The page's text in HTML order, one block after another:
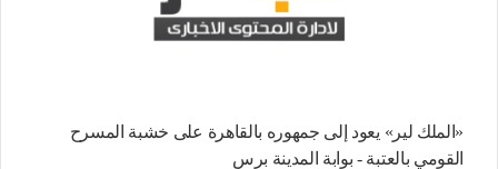
«الملك لير» يعود إلى جمهوره بالقاهرة على خشبة المسرح
القومي بالعتبة - بوابة المدينة برس